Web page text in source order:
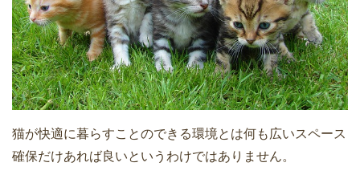
猫が快適に暮らすことのできる環境とは何も広いスペース
確保だけあれば良いというわけではありません。